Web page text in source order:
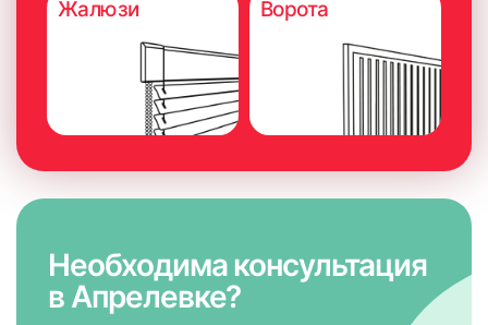
Жалюзи Ворота
Необходима консультация
в Апрелевке?